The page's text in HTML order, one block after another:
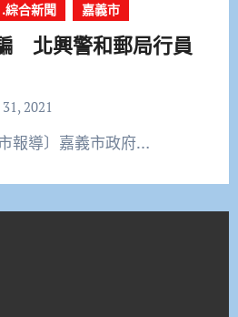
.綜合新聞 嘉義市
北興警和郵局行員
2021
市報導〕嘉義市政府…